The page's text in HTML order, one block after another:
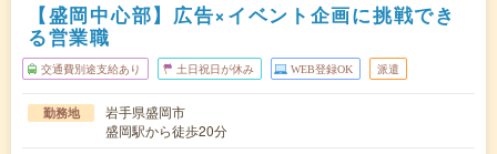
【盛岡中心部】広告×イベント企画に挑戦でき
る営業職
交通費別途支給あり 土日祝日が休み WEB登録OK 派遣
勤務地
岩手県盛岡市
盛岡駅から徒歩20分